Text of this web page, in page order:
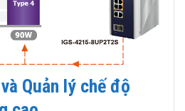
Quản lý chế độ